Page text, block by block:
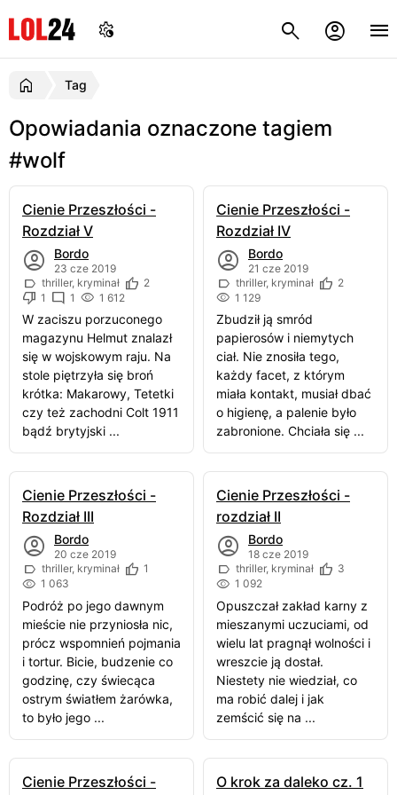
Tag
Opowiadania oznaczone tagiem
#wolf
Cienie Przeszłości -
Rozdział V
Bordo
23 cze 2019
thriller, kryminał
2
1
1 1 612
W zaciszu porzuconego
magazynu Helmut znalazł
się w wojskowym raju. Na
stole piętrzyła się broń
krótka: Makarowy, Tetetki
czy też zachodni Colt 1911
bądź brytyjski ...
Cienie Przeszłości -
Rozdział IV
Bordo
21 cze 2019
thriller, kryminał
2
1 129
Zbudził ją smród
papierosów i niemytych
ciał. Nie znosiła tego,
każdy facet, z którym
miała kontakt, musiał dbać
o higienę, a palenie było
zabronione. Chciała się ...
Cienie Przeszłości -
Rozdział III
Bordo
20 cze 2019
thriller, kryminał
1
1 063
Podróż po jego dawnym
mieście nie przyniosła nic,
prócz wspomnień pojmania
i tortur. Bicie, budzenie co
godzinę, czy świecąca
ostrym światłem żarówka,
to było jego ...
Cienie Przeszłości -
rozdział II
Bordo
18 cze 2019
thriller, kryminał
3
1 092
Opuszczał zakład karny z
mieszanymi uczuciami, od
wielu lat pragnął wolności i
wreszcie ją dostał.
Niestety nie wiedział, co
ma robić dalej i jak
zemścić się na ...
Cienie Przeszłości -
O krok za daleko cz. 1